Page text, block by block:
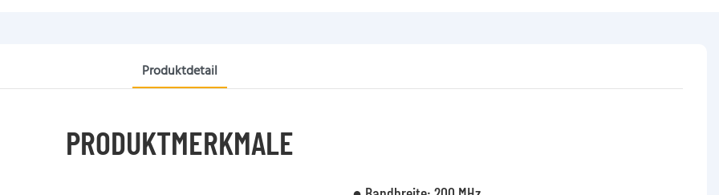
Produktdetail
PRODUKTMERKMALE